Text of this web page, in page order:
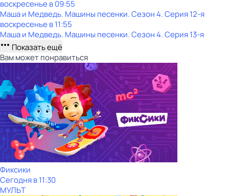
воскресенье в09:55
Маша и Медведь. Машины песенки. Сезон 4. Серия 12-я
воскресенье в11:55
Маша и Медведь. Машины песенки. Сезон 4. Серия 13-я
Показать ещё
Вам может понравиться
Фиксики
Сегодня в 11:30
МУЛЬТ